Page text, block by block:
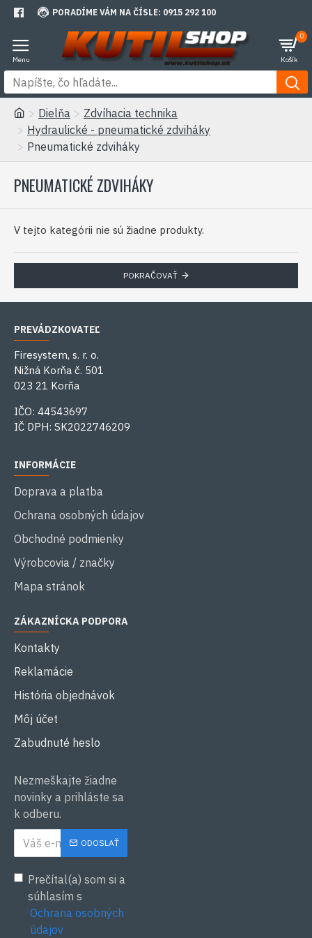
PORADÍME VÁM NA ČÍSLE: 0915 292 100
0
Dielňa
Zdvíhacia technika
Hydraulické - pneumatické zdviháky
Pneumatické zdviháky
PNEUMATICKÉ ZDVIHÁKY
V tejto kategórii nie sú žiadne produkty.
POKRAČOVAŤ
PREVÁDZKOVATEĽ
Firesystem, s. r. o.
Nižná Korňa č. 501
023 21 Korňa
IČO: 44543697
IČ DPH: SK2022746209
INFORMÁCIE
Doprava a platba
Ochrana osobných údajov
Obchodné podmienky
Výrobcovia / značky
Mapa stránok
ZÁKAZNÍCKA PODPORA
Kontakty
Reklamácie
História objednávok
Môj účet
Zabudnuté heslo
Nezmeškajte žiadne
novinky a prihláste sa
k odberu.
ODOSLAŤ
Prečítal(a) som si a
súhlasím s
Ochrana osobných
údajov